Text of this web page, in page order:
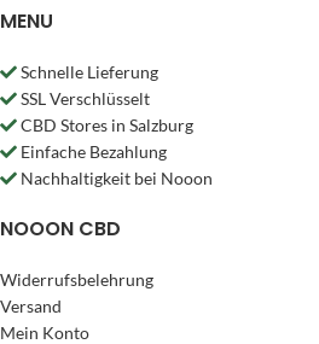
MENU
Schnelle Lieferung
SSL Verschlüsselt
CBD Stores in Salzburg
Einfache Bezahlung
Nachhaltigkeit bei Nooon
NOOON CBD
Widerrufsbelehrung
Versand
Mein Konto